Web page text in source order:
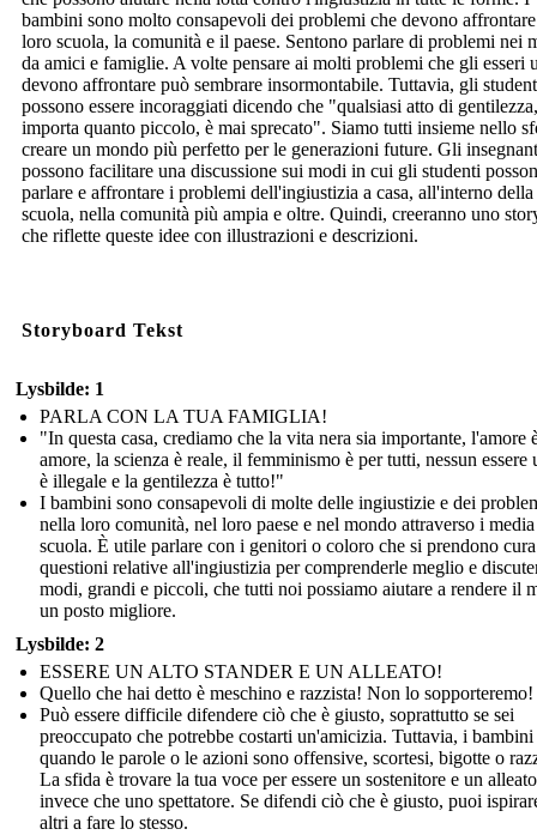
bambini sono molto consapevoli dei problemi che devono
loro scuola, la comunità e il paese. Sentono parlare di problemi nei
da amici e famiglie. A volte pensare ai molti problemi che gli esseri
devono affrontare può sembrare insormontabile. Tuttavia, gli
possono essere incoraggiati dicendo che "qualsiasi atto di
importa quanto piccolo, è mai sprecato". Siamo tutti insieme nello
creare un mondo più perfetto per le generazioni future. Gli
possono facilitare una discussione sui modi in cui gli studenti
parlare e affrontare i problemi dell'ingiustizia a casa, all'interno
scuola, nella comunità più ampia e oltre. Quindi, creeranno uno
che riflette queste idee con illustrazioni e descrizioni.
Storyboard Tekst
Lysbilde: 1
PARLA CON LA TUA FAMIGLIA!
"In questa casa, crediamo che la vita nera sia importante, l'amore
amore, la scienza è reale, il femminismo è per tutti, nessun essere
è illegale e la gentilezza è tutto!"
I bambini sono consapevoli di molte delle ingiustizie e dei
nella loro comunità, nel loro paese e nel mondo attraverso i
scuola. È utile parlare con i genitori o coloro che si prendono
questioni relative all'ingiustizia per comprenderle meglio e
modi, grandi e piccoli, che tutti noi possiamo aiutare a rendere il
un posto migliore.
Lysbilde: 2
ESSERE UN ALTO STANDER E UN ALLEATO!
Quello che hai detto è meschino e razzista! Non lo sopporteremo!
Può essere difficile difendere ciò che è giusto, soprattutto se sei
preoccupato che potrebbe costarti un'amicizia. Tuttavia, i bambini
quando le parole o le azioni sono offensive, scortesi, bigotte o
La sfida è trovare la tua voce per essere un sostenitore e un alleato
invece che uno spettatore. Se difendi ciò che è giusto, puoi
altri a fare lo stesso.